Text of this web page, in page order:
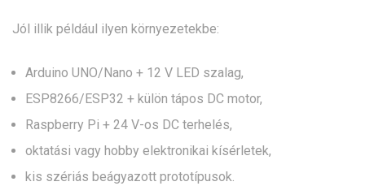
Jól illik például ilyen környezetekbe:
Arduino UNO/Nano + 12 V LED szalag,
ESP8266/ESP32 + külön tápos DC motor,
Raspberry Pi + 24 V-os DC terhelés,
oktatási vagy hobby elektronikai kísérletek,
kis szériás beágyazott prototípusok.